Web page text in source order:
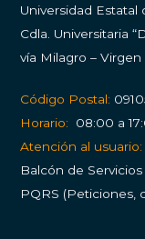
Universidad Estatal
Cdla. Universitaria
vía Milagro –
Código Postal:
Horario:
08:00 a
Atención al usuario:
Balcón de Servicios
PQRS (Peticiones,